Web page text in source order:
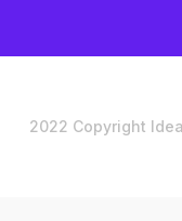
2022 Copyright